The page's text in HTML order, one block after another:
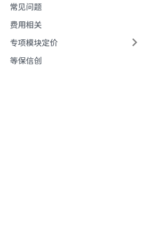
常见问题
费用相关
专项模块定价
等保信创